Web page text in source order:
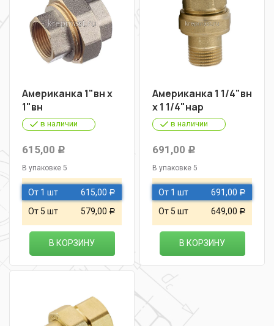
Американка 1"вн х
1"вн
в наличии
615,00 Р
В упаковке 5
От 1 шт 615,00 Р
От 5 шт 579,00 Р
В КОРЗИНУ
Американка 1 1/4"вн
х 1 1/4"нар
в наличии
691,00 Р
В упаковке 5
От 1 шт 691,00 Р
От 5 шт 649,00 Р
В КОРЗИНУ